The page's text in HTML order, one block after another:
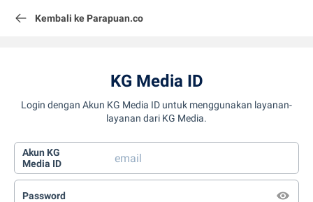
Kembali ke Parapuan.co
KG Media ID
Login dengan Akun KG Media ID untuk menggunakan layanan-
layanan dari KG Media.
Akun KG
Media ID
Password